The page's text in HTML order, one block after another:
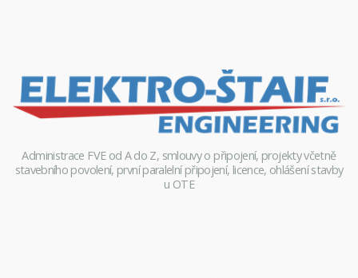
Administrace FVE od A do Z, smlouvy o připojení, projekty včetně
stavebního povolení, první paralelní připojení, licence, ohlášení stavby
u OTE